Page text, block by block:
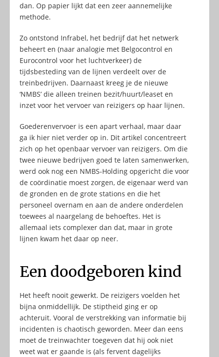
dan. Op papier lijkt dat een zeer aannemelijke
methode.
Zo ontstond Infrabel, het bedrijf dat het netwerk
beheert en (naar analogie met Belgocontrol en
Eurocontrol voor het luchtverkeer) de
tijdsbesteding van de lijnen verdeelt over de
treinbedrijven. Daarnaast kreeg je de nieuwe
‘NMBS’ die alleen treinen bezit/huurt/leaset en
inzet voor het vervoer van reizigers op haar lijnen.
Goederenvervoer is een apart verhaal, maar daar
ga ik hier niet verder op in. Dit artikel concentreert
zich op het openbaar vervoer van reizigers. Om die
twee nieuwe bedrijven goed te laten samenwerken,
werd ook nog een NMBS-Holding opgericht die voor
de coördinatie moest zorgen, de eigenaar werd van
de gronden en de grote stations en die het
personeel overnam en aan de andere onderdelen
toewees al naargelang de behoeftes. Het is
allemaal iets complexer dan dat, maar in grote
lijnen kwam het daar op neer.
Een doodgeboren kind
Het heeft nooit gewerkt. De reizigers voelden het
bijna onmiddellijk. De stiptheid ging er op
achteruit. Vooral de verstrekking van informatie bij
incidenten is chaotisch geworden. Meer dan eens
moet de treinwachter toegeven dat hij ook niet
weet wat er gaande is (als fervent dagelijks